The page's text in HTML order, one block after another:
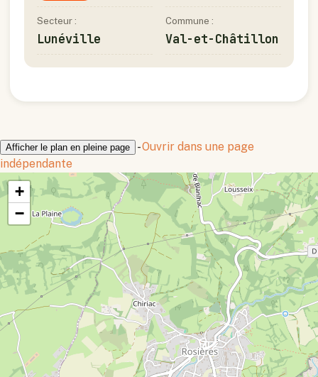
Secteur :
Lunéville
Commune :
Val-et-Châtillon
Afficher le plan en pleine page -Ouvrir dans une page
indépendante